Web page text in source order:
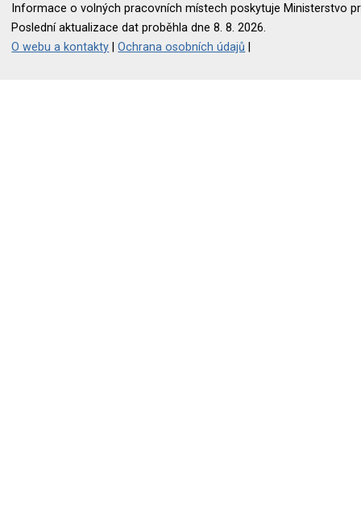
Informace o volných pracovních místech poskytuje Ministerstvo
Poslední aktualizace dat proběhla dne 8. 8. 2026.
O webu a kontakty |Ochrana osobních údajů